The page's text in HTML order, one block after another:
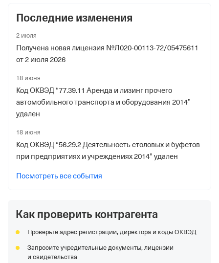
Последние изменения
2 июля
Получена новая лицензия №Л020-00113-72/05475611
от 2 июля 2026
18 июня
Код ОКВЭД “77.39.11 Аренда и лизинг прочего
автомобильного транспорта и оборудования 2014”
удален
18 июня
Код ОКВЭД “56.29.2 Деятельность столовых и буфетов
при предприятиях и учреждениях 2014” удален
Посмотреть все события
Как проверить контрагента
Проверьте адрес регистрации, директора и коды ОКВЭД
Запросите учредительные документы, лицензии
и свидетельства